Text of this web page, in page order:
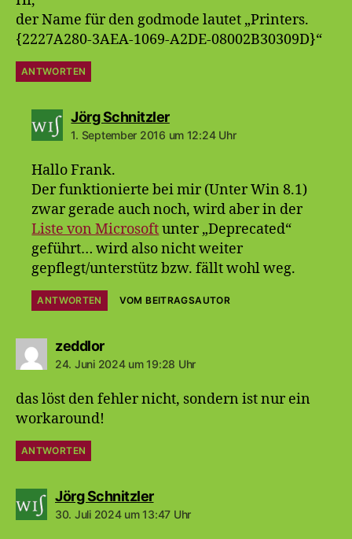
der Name für den godmode lautet „Printers.
{2227A280-3AEA-1069-A2DE-08002B30309D}“
ANTWORTEN
Jörg Schnitzlersagt:
1. September 2016 um 12:24 Uhr
Hallo Frank.
Der funktionierte bei mir (Unter Win 8.1)
zwar gerade auch noch, wird aber in der
Liste von Microsoftunter „Deprecated“
geführt… wird also nicht weiter
gepflegt/unterstütz bzw. fällt wohl weg.
ANTWORTEN VOM BEITRAGSAUTOR
zeddlorsagt:
24. Juni 2024 um 19:28 Uhr
das löst den fehler nicht, sondern ist nur ein
workaround!
ANTWORTEN
Jörg Schnitzlersagt:
30. Juli 2024 um 13:47 Uhr